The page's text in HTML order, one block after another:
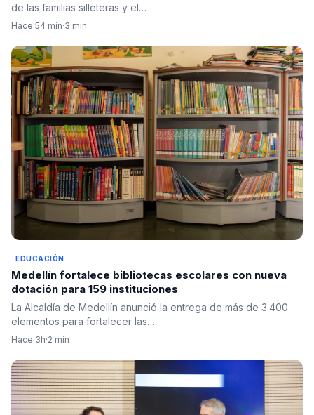
de las familias silleteras y el…
Hace 54 min·3 min
EDUCACIÓN
Medellín fortalece bibliotecas escolares con nueva
dotación para 159 instituciones
La Alcaldía de Medellín anunció la entrega de más de 3.400
elementos para fortalecer las…
Hace 3h·2 min